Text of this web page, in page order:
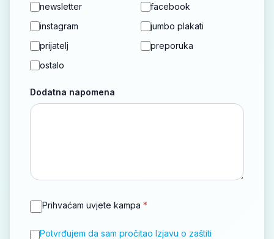
newsletter
facebook
instagram
jumbo plakati
prijatelj
preporuka
ostalo
Dodatna napomena
Prihvaćam uvjete kampa *
Potvrđujem da sam pročitao Izjavu o zaštiti